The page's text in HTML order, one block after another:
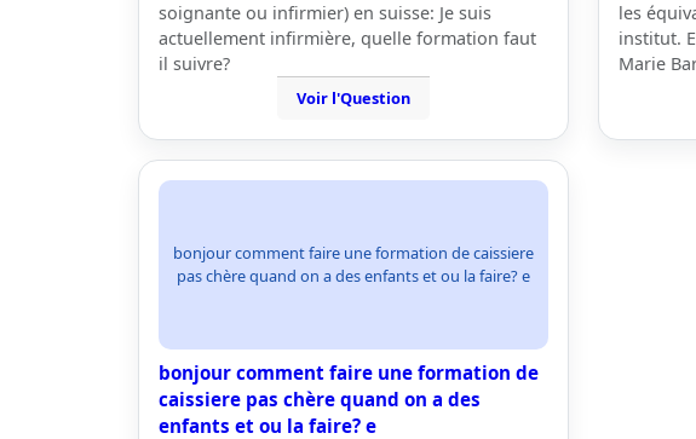
soignante ou infirmier) en suisse: Je suis
actuellement infirmière, quelle formation faut
il suivre?
Voir l'Question
les
institut.
Marie
bonjour comment faire une formation de caissiere
pas chère quand on a des enfants et ou la faire? e
bonjour comment faire une formation de
caissiere pas chère quand on a des
enfants et ou la faire? e